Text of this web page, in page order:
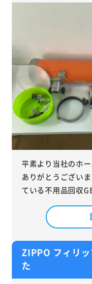
平素より当社のホ
ありがとうござい
ている不用品回収
ZIPPO フィリ
た